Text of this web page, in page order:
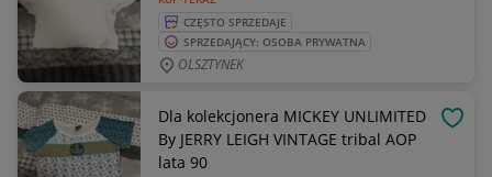
CZĘSTO SPRZEDAJE
SPRZEDAJĄCY: OSOBA PRYWATNA
OLSZTYNEK
Dla kolekcjonera MICKEY UNLIMITED
By JERRY LEIGH VINTAGE tribal AOP
lata 90